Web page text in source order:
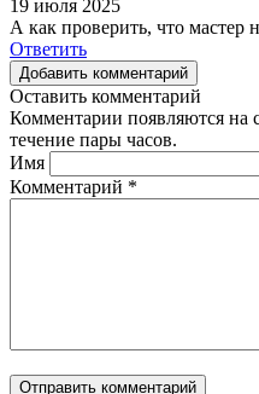
19 июля 2025
А как проверить, что мастер
Ответить
Добавить комментарий
Оставить комментарий
Комментарии появляются на
течение пары часов.
Имя
Комментарий *